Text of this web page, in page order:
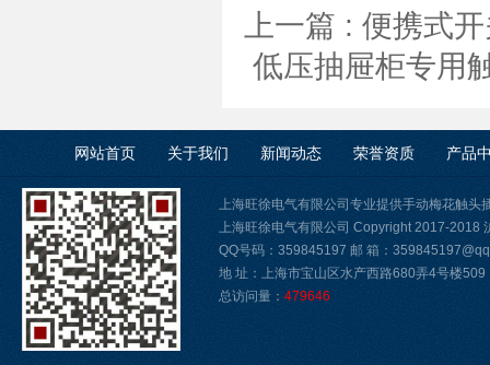
上一篇 : 便携式
低压抽屉柜专用
网站首页 关于我们 新闻动态 荣誉资质 产品
上海旺徐电气有限公司专业提供手动梅花触头
上海旺徐电气有限公司 Copyright 2017-2018
QQ号码：359845197 邮 箱：
地 址：上海市宝山区水产西路680弄4号楼509
总访问量： 479646